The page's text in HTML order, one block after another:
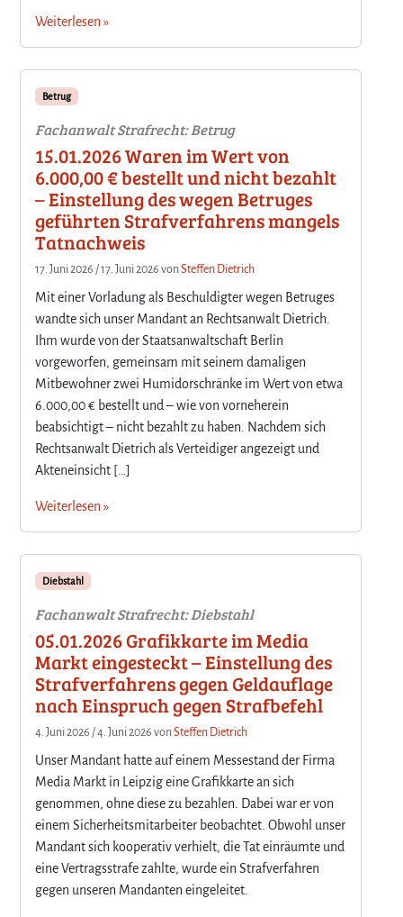
Weiterlesen »
Betrug
Fachanwalt Strafrecht: Betrug
15.01.2026 Waren im Wert von
6.000,00 € bestellt und nicht bezahlt
– Einstellung des wegen Betruges
geführten Strafverfahrens mangels
Tatnachweis
17. Juni 2026 /17. Juni 2026 vonSteffen Dietrich
Mit einer Vorladung als Beschuldigter wegen Betruges
wandte sich unser Mandant an Rechtsanwalt Dietrich.
Ihm wurde von der Staatsanwaltschaft Berlin
vorgeworfen, gemeinsam mit seinem damaligen
Mitbewohner zwei Humidorschränke im Wert von etwa
6.000,00 € bestellt und – wie von vorneherein
beabsichtigt – nicht bezahlt zu haben. Nachdem sich
Rechtsanwalt Dietrich als Verteidiger angezeigt und
Akteneinsicht […]
Weiterlesen »
Diebstahl
Fachanwalt Strafrecht: Diebstahl
05.01.2026 Grafikkarte im Media
Markt eingesteckt – Einstellung des
Strafverfahrens gegen Geldauflage
nach Einspruch gegen Strafbefehl
4. Juni 2026 /4. Juni 2026 vonSteffen Dietrich
Unser Mandant hatte auf einem Messestand der Firma
Media Markt in Leipzig eine Grafikkarte an sich
genommen, ohne diese zu bezahlen. Dabei war er von
einem Sicherheitsmitarbeiter beobachtet. Obwohl unser
Mandant sich kooperativ verhielt, die Tat einräumte und
eine Vertragsstrafe zahlte, wurde ein Strafverfahren
gegen unseren Mandanten eingeleitet.